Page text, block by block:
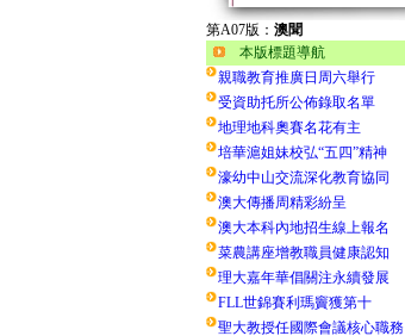
第A07版： 澳聞
本版標題導航
親職教育推廣日周六舉行
受資助托所公佈錄取名單
地理地科奧賽名花有主
培華滬姐妹校弘“五四”精神
濠幼中山交流深化教育協同
澳大傳播周精彩紛呈
澳大本科內地招生線上報名
菜農講座增教職員健康認知
理大嘉年華倡關注永續發展
FLL世錦賽利瑪竇獲第十
聖大教授任國際會議核心職務